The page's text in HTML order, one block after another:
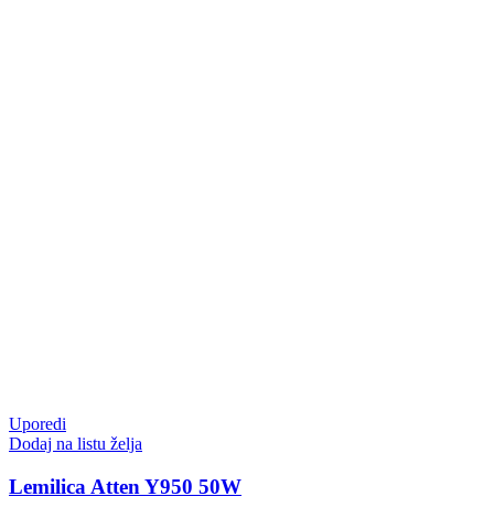
Uporedi
Dodaj na listu želja
Lemilica Atten Y950 50W